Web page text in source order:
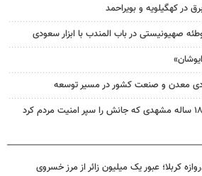
در کهگیلویه و بویراحمد
صهیونیستی در باب المندب با ابزار سعودی
معدن و صنعت کشور در مسیر توسعه
کربلا؛ عبور یک میلیون زائر از مرز خسروی